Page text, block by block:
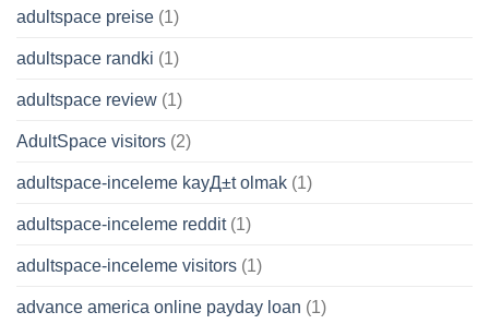
adultspace preise (1)
adultspace randki (1)
adultspace review (1)
AdultSpace visitors (2)
adultspace-inceleme kayД±t olmak (1)
adultspace-inceleme reddit(1)
adultspace-inceleme visitors (1)
advance america online payday loan (1)